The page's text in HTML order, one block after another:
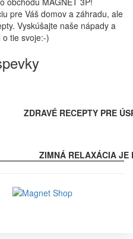
pre Váš domov a záhradu, ale
Vyskúšajte naše nápady a
tie svoje:-)
ZDRAVÉ RECEPTY PRE
ZIMNÁ RELAXÁCIA JE